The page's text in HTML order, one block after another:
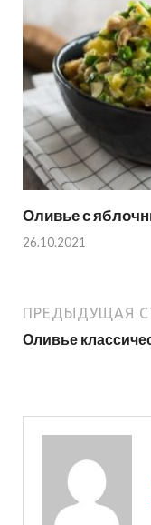
Оливье с
26.10.2021
ПРЕДЫДУЩАЯ
Оливье